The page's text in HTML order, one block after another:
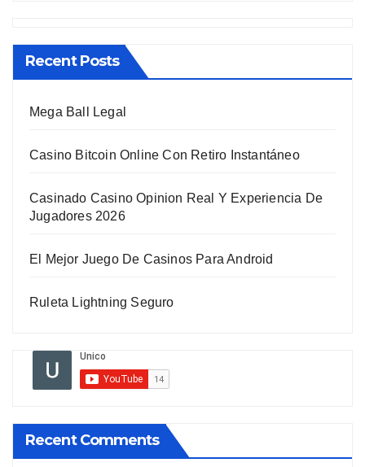
Recent Posts
Mega Ball Legal
Casino Bitcoin Online Con Retiro Instantáneo
Casinado Casino Opinion Real Y Experiencia De
Jugadores 2026
El Mejor Juego De Casinos Para Android
Ruleta Lightning Seguro
Recent Comments